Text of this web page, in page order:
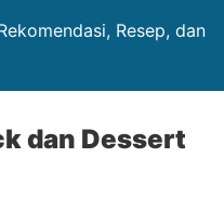
Resep, dan
dan Dessert